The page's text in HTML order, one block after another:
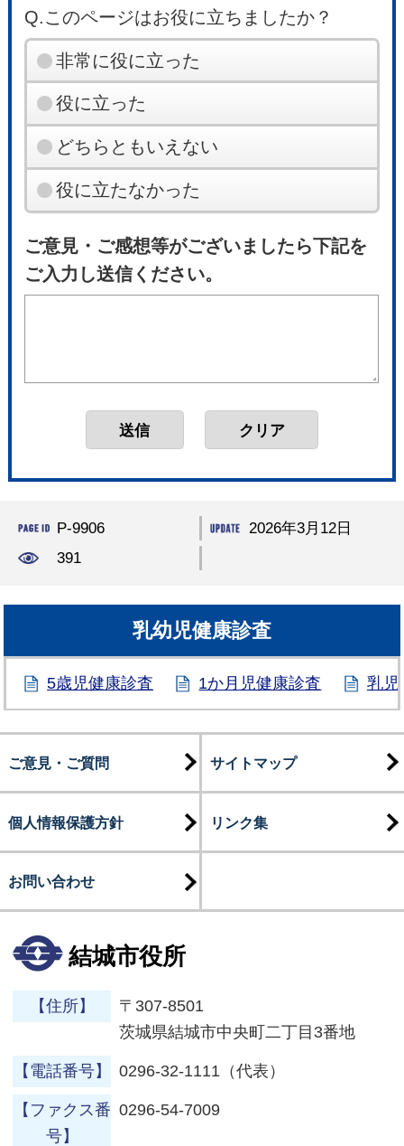
Q.このページはお役に立ちましたか？
非常に役に立った
役に立った
どちらともいえない
役に立たなかった
ご意見・ご感想等がございましたら下記を
ご入力し送信ください。
P-9906
2026年3月12日
391
乳幼児健康診査
5歳児健康診査 1か月児健康診査 乳児
ご意見・ご質問 サイトマップ
個人情報保護方針 リンク集
お問い合わせ
結城市役所
【住所】
〒307-8501
茨城県結城市中央町二丁目3番地
【電話番号】 0296-32-1111（代表）
【ファクス番
号】
0296-54-7009